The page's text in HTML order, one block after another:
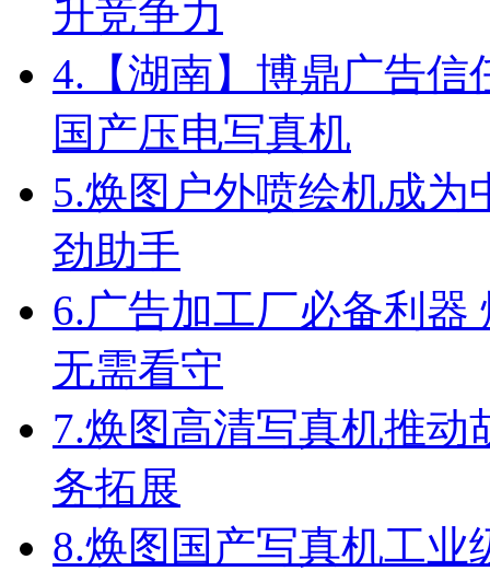
升竞争力
4. 【湖南】博鼎广告
国产压电写真机
5.焕图户外喷绘机成为
劲助手
6.广告加工厂必备利器
无需看守
7.焕图高清写真机推动
务拓展
8.焕图国产写真机工业